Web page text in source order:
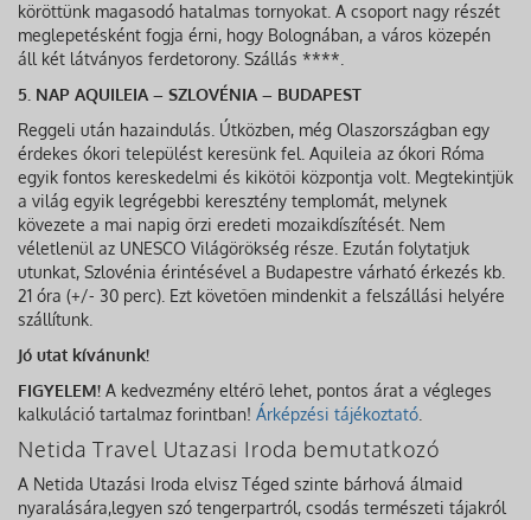
köröttünk magasodó hatalmas tornyokat. A csoport nagy részét
meglepetésként fogja érni, hogy Bolognában, a város közepén
áll két látványos ferdetorony. Szállás ****.
5. NAP AQUILEIA – SZLOVÉNIA – BUDAPEST
Reggeli után hazaindulás. Útközben, még Olaszországban egy
érdekes ókori települést keresünk fel. Aquileia az ókori Róma
egyik fontos kereskedelmi és kikötői központja volt. Megtekintjük
a világ egyik legrégebbi keresztény templomát, melynek
kövezete a mai napig őrzi eredeti mozaikdíszítését. Nem
véletlenül az UNESCO Világörökség része. Ezután folytatjuk
utunkat, Szlovénia érintésével a Budapestre várható érkezés kb.
21 óra (+/- 30 perc). Ezt követően mindenkit a felszállási helyére
szállítunk.
Jó utat kívánunk!
FIGYELEM! A kedvezmény eltérő lehet, pontos árat a végleges
kalkuláció tartalmaz forintban! Árképzési tájékoztató
Netida Travel Utazasi Iroda bemutatkozó
A Netida Utazási Iroda elvisz Téged szinte bárhová álmaid
nyaralására,legyen szó tengerpartról, csodás természeti tájakról